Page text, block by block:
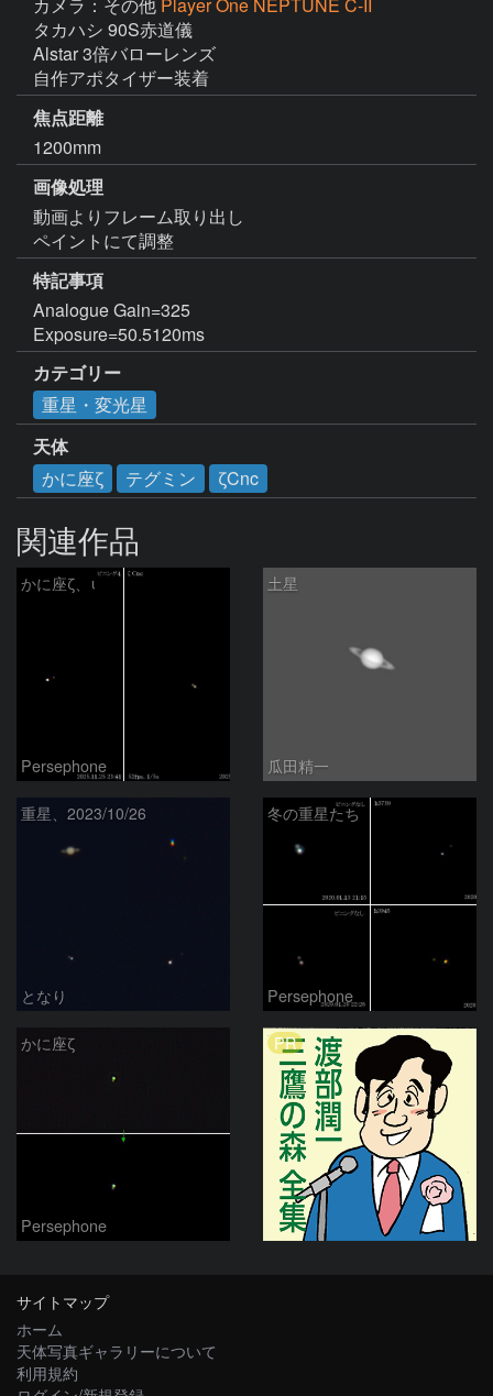
カメラ：その他 Player One NEPTUNE C-II
タカハシ 90S赤道儀
Alstar 3倍バローレンズ
自作アポタイザー装着
焦点距離
1200mm
画像処理
動画よりフレーム取り出し
ペイントにて調整
特記事項
Analogue Gain=325
Exposure=50.5120ms
カテゴリー
重星・変光星
天体
かに座ζ
テグミン ζCnc
関連作品
かに座ζ、ι
Persephone
土星
瓜田精一
重星、2023/10/26
となり
冬の重星たち
Persephone
かに座ζ
Persephone
PR
サイトマップ
ホーム
天体写真ギャラリーについて
利用規約